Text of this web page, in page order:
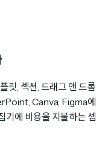
릿, 섹션, 드래그 앤 드롭
Canva, Figma에
기에 비용을 지불하는 셈